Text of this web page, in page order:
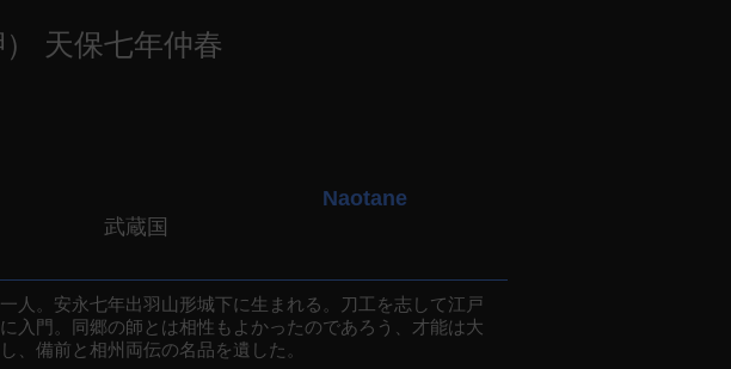
天保七年仲春
武蔵国
Naotane
人。安永七年出羽山形城下に生まれる。刀工を志して江戸
入門。同郷の師とは相性もよかったのであろう、才能は大
、備前と相州両伝の名品を遺した。